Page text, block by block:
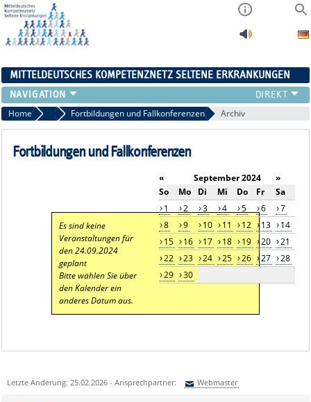
MITTELDEUTSCHES KOMPETENZNETZ SELTENE ERKRANKUNGEN
ÜBERSICHT
A-ZENTRUM
FACHZENTREN
AKTUELLES
Home AktuellesFortbildungen und Fallkonferenzen Archiv
Fortbildungen und Fallkonferenzen
« September 2024
»
So
Mo Di Mi Do Fr
Sa
1
2 3 4 5 6
7
8
9 10 11 12 13
14
15
16 17 18 19 20
21
22
23 24 25 26 27
28
29
30
Es sind keine
Veranstaltungen für
den 24.09.2024
geplant
Bitte wählen Sie über
den Kalender ein
anderes Datum aus.
Letzte Änderung: 25.02.2026 - Ansprechpartner: Webmaster